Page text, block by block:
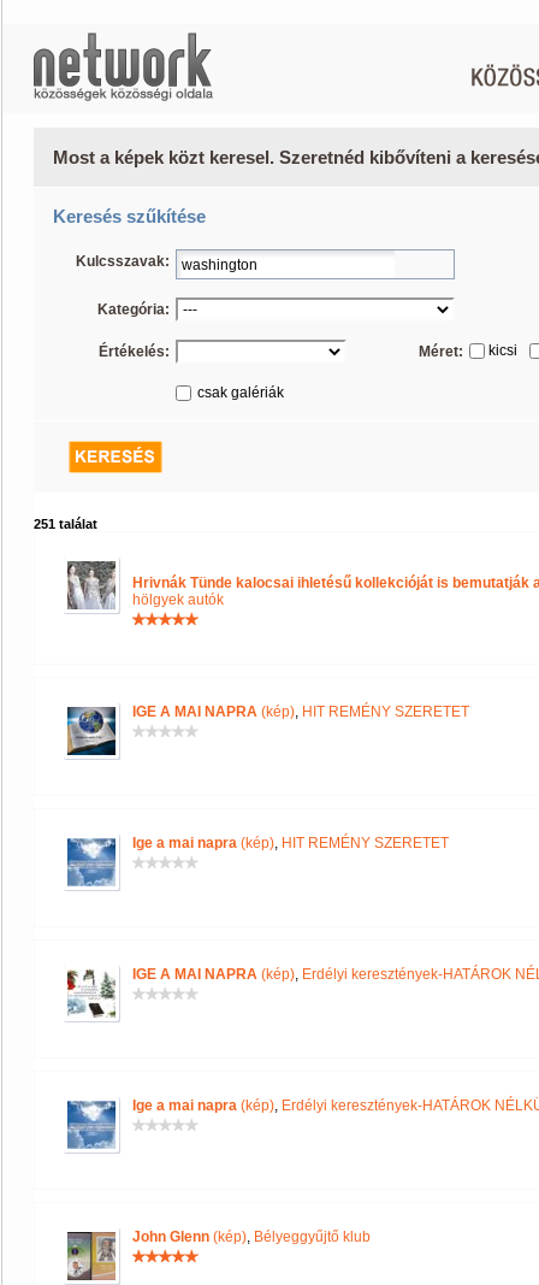
Most a képek közt keresel. Szeretnéd kibővíteni a
Keresés szűkítése
Kulcsszavak:
Kategória:
Értékelés: Méret: kicsi
csak galériák
251 találat
Hrivnák Tünde kalocsai ihletésű kollekcióját is bemutatják
hölgyek autók
IGE A MAI NAPRA (kép), HIT REMÉNY SZERETET
Ige a mai napra (kép), HIT REMÉNY SZERETET
IGE A MAI NAPRA (kép), Erdélyi keresztények-HATÁROK
Ige a mai napra (kép), Erdélyi keresztények-HATÁROK
John Glenn (kép), Bélyeggyűjtő klub